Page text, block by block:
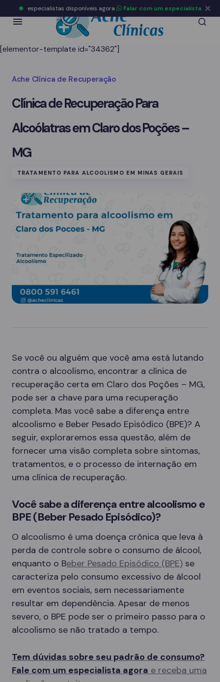
[elementor-template id="34362"]
Ache Clínica de Recuperação
Clínica de Recuperação Para
Alcoólatras em Claro dos Poções –
MG
TRATAMENTO PARA ALCOOLISMO EM MINAS GERAIS
Se você ou alguém que você ama está lutando
contra o alcoolismo, encontrar a clínica de
recuperação certa em Claro dos Poções – MG,
pode ser a chave para uma recuperação
completa. Mas você sabe a diferença entre
alcoolismo e Beber Pesado Episódico (BPE)? A
seguir, exploraremos essa questão, além de
fornecer uma visão completa sobre sintomas,
tratamentos, e o processo de internação em
uma clínica de recuperação.
Você sabe a diferença entre alcoolismo e
BPE (Beber Pesado Episódico)?
O alcoolismo é uma doença crônica que leva à
perda de controle sobre o consumo de álcool,
enquanto o Beber Pesado Episódico (BPE) se
caracteriza pelo consumo excessivo de álcool
em eventos sociais, sem necessariamente
resultar em dependência. Apesar de menos
severo, o BPE pode ser o primeiro passo para o
alcoolismo se não tratado a tempo.
Tem dúvidas sobre seu padrão de consumo?
Fale com um especialista agora e receba uma
especialistas disponíveis agora Falar com um especialista